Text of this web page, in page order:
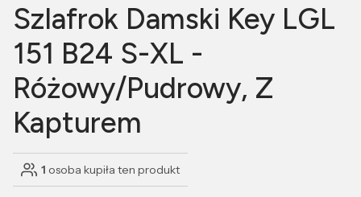
Szlafrok Damski Key LGL
151 B24 S-XL -
Różowy/Pudrowy, Z
Kapturem
1 osoba kupiła ten produkt